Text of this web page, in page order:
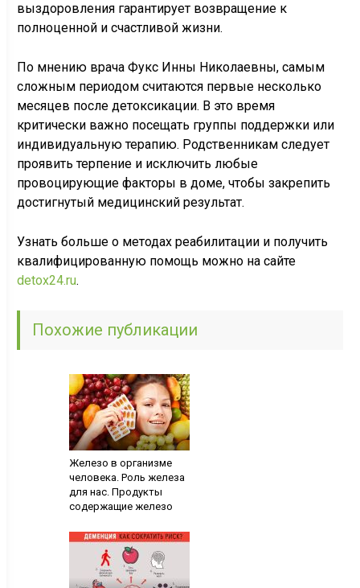
выздоровления гарантирует возвращение к
полноценной и счастливой жизни.
По мнению врача Фукс Инны Николаевны, самым
сложным периодом считаются первые несколько
месяцев после детоксикации. В это время
критически важно посещать группы поддержки или
индивидуальную терапию. Родственникам следует
проявить терпение и исключить любые
провоцирующие факторы в доме, чтобы закрепить
достигнутый медицинский результат.
Узнать больше о методах реабилитации и получить
квалифицированную помощь можно на сайте
detox24.ru.
Похожие публикации
Железо в организме
человека. Роль железа
для нас. Продукты
содержащие железо